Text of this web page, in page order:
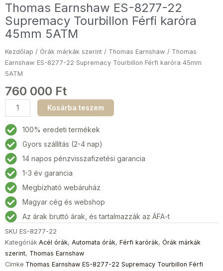
Thomas Earnshaw ES-8277-22
Supremacy Tourbillon Férfi karóra
45mm 5ATM
Kezdőlap / Órák márkák szerint / Thomas Earnshaw / Thomas
Earnshaw ES-8277-22 Supremacy Tourbillon Férfi karóra 45mm
5ATM
760 000 Ft
Thomas
Earnshaw
ES-
8277-
22
Supremacy
Tourbillon
Férfi
karóra
45mm
5ATM
mennyiség
Kosárba teszem
100% eredeti termékek
Gyors szállítás (2-4 nap)
14 napos pénzvisszafizetési garancia
1-3 év garancia
Megbízható webáruház
Magyar cég és webshop
Az árak bruttó árak, és tartalmazzák az ÁFA-t
SKU ES-8277-22
Kategóriák Acél órák, Automata órák, Férfi karórák, Órák márkák
szerint, Thomas Earnshaw
Címke Thomas Earnshaw ES-8277-22 Supremacy Tourbillon Férfi